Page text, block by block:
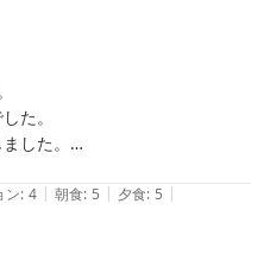
館の立地がお役に立てたようで
るご滞在をご提供できるよう、
ち寄りくださいませ。
た。
た。
した。
、貸切風呂に入れたためとてもよ
んな声が騒がしく、少しだけ中学
ン: 4 | 朝食: 5 | 夕食: 5 |